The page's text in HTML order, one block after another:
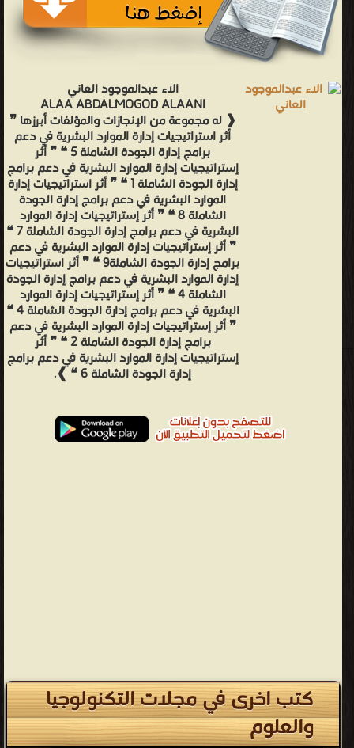
الاء عبدالموجود العاني
ALAA ABDALMOGOD ALAANI
❰ له مجموعة من الإنجازات والمؤلفات أبرزها ❞
أثر استراتيجيات إدارة الموارد البشرية في دعم
برامج إدارة الجودة الشاملة 5 ❝ ❞ أثر
إستراتيجيات إدارة الموارد البشرية في دعم برامج
إدارة الجودة الشاملة 1 ❝ ❞ أثر استراتيجيات إدارة
الموارد البشرية في دعم برامج إدارة الجودة
الشاملة 8 ❝ ❞ أثر إستراتيجيات إدارة الموارد
البشرية في دعم برامج إدارة الجودة الشاملة 7 ❝
❞ أثر إستراتيجيات إدارة الموارد البشرية في دعم
برامج إدارة الجودة الشاملة9 ❝ ❞ أثر استراتيجيات
إدارة الموارد البشرية في دعم برامج إدارة الجودة
الشاملة 4 ❝ ❞ أثر إستراتيجيات إدارة الموارد
البشرية في دعم برامج إدارة الجودة الشاملة 4 ❝
❞ أثر إستراتيجيات إدارة الموارد البشرية في دعم
برامج إدارة الجودة الشاملة 2 ❝ ❞ أثر
إستراتيجيات إدارة الموارد البشرية في دعم برامج
إدارة الجودة الشاملة 6 ❝ ❱.
كتب اخرى في مجلات التكنولوجيا
والعلوم